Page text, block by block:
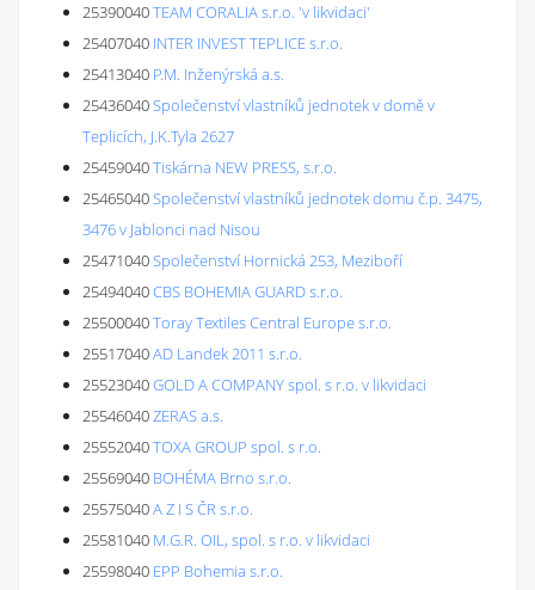
25390040TEAM CORALIA s.r.o. 'v likvidaci'
25407040 INTER INVEST TEPLICE s.r.o.
25413040 P.M. Inženýrská a.s.
25436040Společenství vlastníků jednotek v domě v
Teplicích, J.K.Tyla 2627
25459040Tiskárna NEW PRESS, s.r.o.
25465040Společenství vlastníků jednotek domu č.p. 3475,
3476 v Jablonci nad Nisou
25471040Společenství Hornická 253, Meziboří
25494040CBS BOHEMIA GUARD s.r.o.
25500040Toray Textiles Central Europe s.r.o.
25517040AD Landek 2011 s.r.o.
25523040GOLD A COMPANY spol. s r.o. v likvidaci
25546040ZERAS a.s.
25552040TOXA GROUP spol. s r.o.
25569040 BOHÉMA Brno s.r.o.
25575040A Z I S ČR s.r.o.
25581040 M.G.R. OIL, spol. s r.o. v likvidaci
25598040 EPP Bohemia s.r.o.